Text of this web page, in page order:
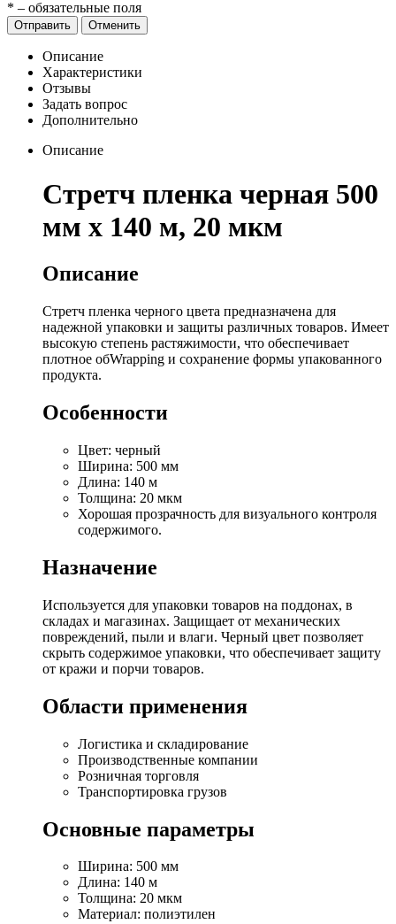
* – обязательные поля
Отправить Отменить
Описание
Характеристики
Отзывы
Задать вопрос
Дополнительно
Описание
Стретч пленка черная 500
мм х 140 м, 20 мкм
Описание
Стретч пленка черного цвета предназначена для
надежной упаковки и защиты различных товаров. Имеет
высокую степень растяжимости, что обеспечивает
плотное обWrapping и сохранение формы упакованного
продукта.
Особенности
Цвет: черный
Ширина: 500 мм
Длина: 140 м
Толщина: 20 мкм
Хорошая прозрачность для визуального контроля
содержимого.
Назначение
Используется для упаковки товаров на поддонах, в
складах и магазинах. Защищает от механических
повреждений, пыли и влаги. Черный цвет позволяет
скрыть содержимое упаковки, что обеспечивает защиту
от кражи и порчи товаров.
Области применения
Логистика и складирование
Производственные компании
Розничная торговля
Транспортировка грузов
Основные параметры
Ширина: 500 мм
Длина: 140 м
Толщина: 20 мкм
Материал: полиэтилен